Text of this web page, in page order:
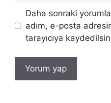
Daha sonraki
adım, e-posta
tarayıcıya